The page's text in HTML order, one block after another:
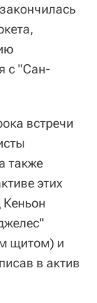
с "Сан-
встречи
также
этих
щитом) и
в актив